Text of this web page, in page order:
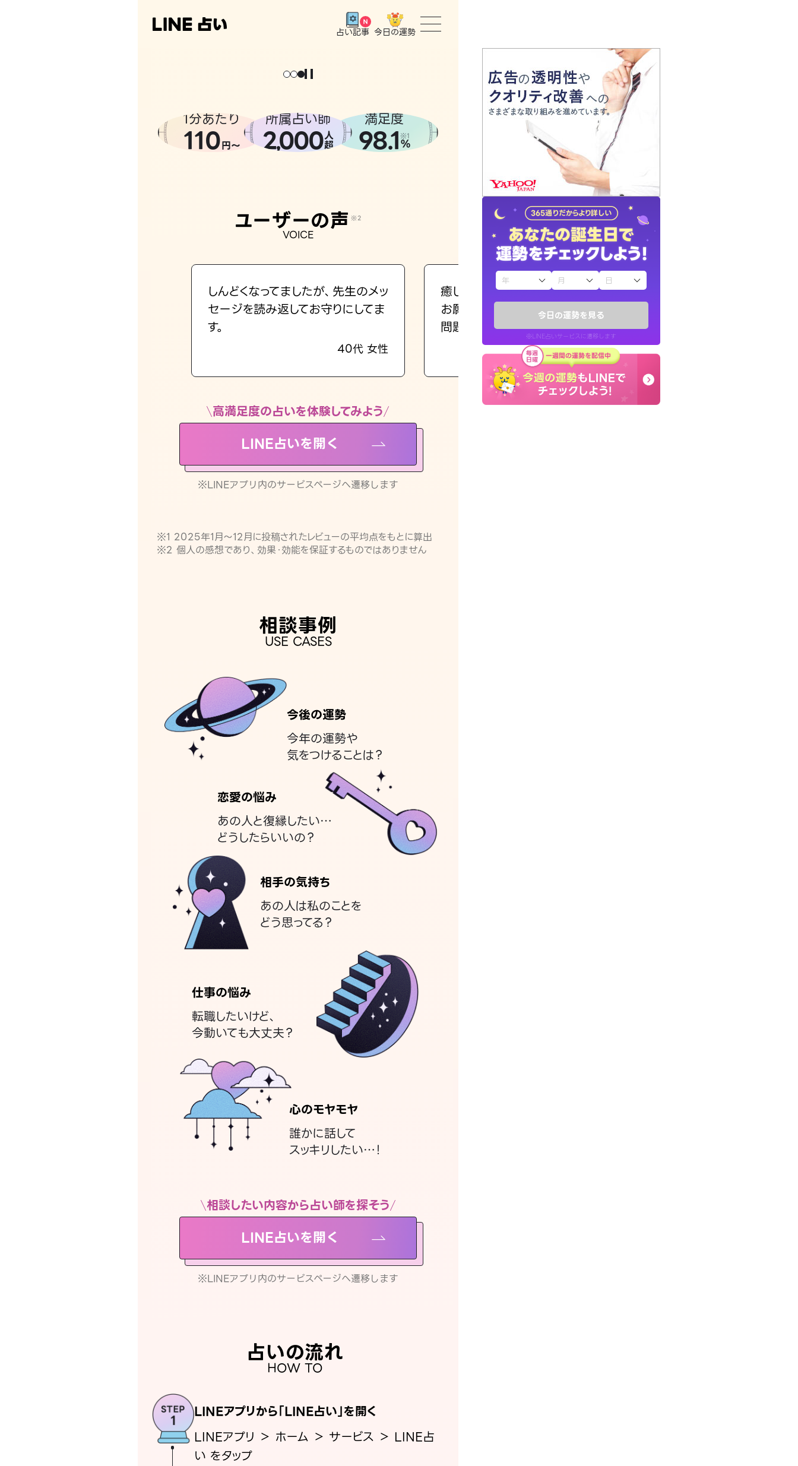
今日の運勢を見る
※LINE占いサービスに遷移します
占い記事 今日の運勢
トップ
ユーザーの声
占いの流れ
おすすめの占い師
よくある質問
えもじの子（占）12星座占い
お知らせ
1分あたり
110円〜
所属占い師
2,000人
超
満足度
98.1 ※1
%
ユーザーの声 ※2
VOICE
しんどくなってましたが、先生のメッ
セージを読み返してお守りにしてま
す。
40代 女性
癒し系でおしゃべりしたくて鑑定を
お願いしてます(笑)
問題解決もピカイチ！
50代 女性
高満足度の占いを体験してみよう
LINE占いを開く
※LINEアプリ内のサービスページへ遷移します
※1 2025年1月〜12月に投稿されたレビューの平均点をもとに算出
※2 個人の感想であり、効果・効能を保証するものではありません
相談事例
USE CASES
今後の運勢
今年の運勢や
気をつけることは？
恋愛の悩み
あの人と復縁したい…
どうしたらいいの？
相手の気持ち
あの人は私のことを
どう思ってる？
仕事の悩み
転職したいけど、
今動いても大丈夫？
心のモヤモヤ
誰かに話して
スッキリしたい…！
相談したい内容から占い師を探そう
LINE占いを開く
※LINEアプリ内のサービスページへ遷移します
占いの流れ
HOW TO
LINEアプリから「LINE占い」を開く
LINEアプリ ＞ ホーム ＞ サービス ＞ LINE占
い をタップ